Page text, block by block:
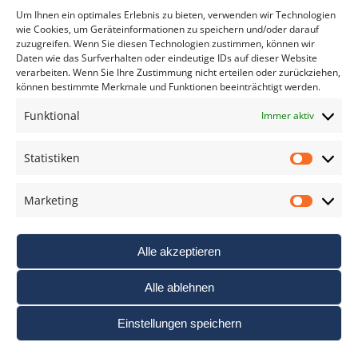
Um Ihnen ein optimales Erlebnis zu bieten, verwenden wir Technologien
wie Cookies, um Geräteinformationen zu speichern und/oder darauf
zuzugreifen. Wenn Sie diesen Technologien zustimmen, können wir
Daten wie das Surfverhalten oder eindeutige IDs auf dieser Website
verarbeiten. Wenn Sie Ihre Zustimmung nicht erteilen oder zurückziehen,
können bestimmte Merkmale und Funktionen beeinträchtigt werden.
Funktional Immer aktiv
Statistiken
Marketing
Alle akzeptieren
Alle ablehnen
Einstellungen speichern
*